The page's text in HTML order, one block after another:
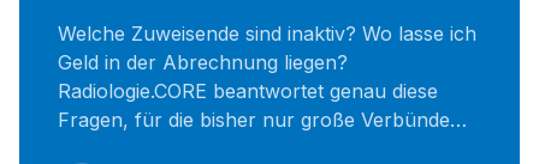
Welche Zuweisende sind inaktiv? Wo lasse ich
Geld in der Abrechnung liegen?
Radiologie.CORE beantwortet genau diese
Fragen, für die bisher nur große Verbünde